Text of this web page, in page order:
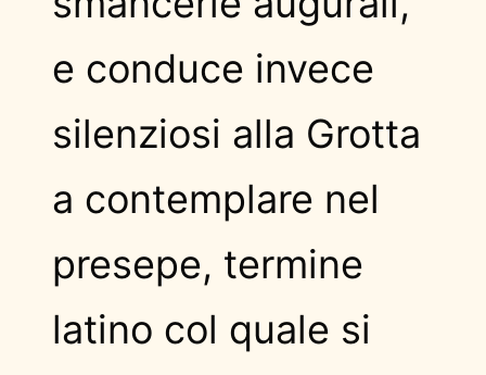
e conduce invece
silenziosi alla Grotta
a contemplare nel
presepe, termine
latino col quale si